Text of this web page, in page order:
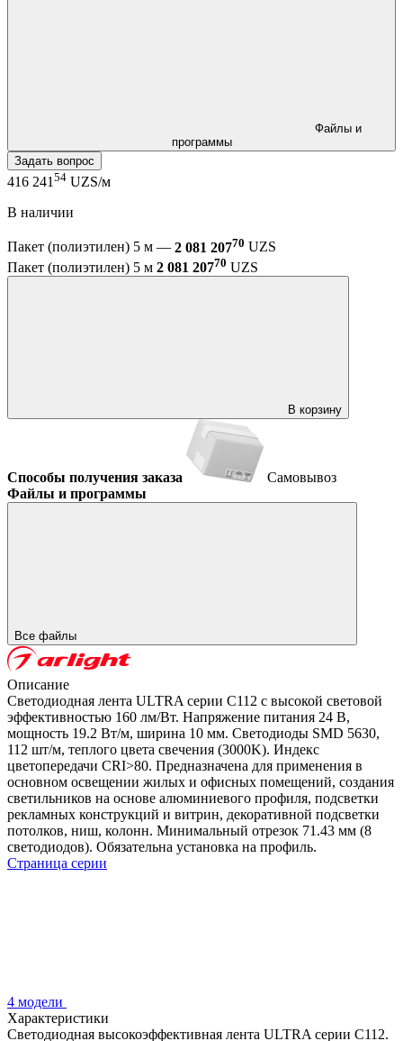
программы
Задать вопрос
416 241 54 UZS/м
В наличии
Пакет (полиэтилен) 5 м — 2 081 20770 UZS
Пакет (полиэтилен) 5 м 2 081 20770 UZS
В корзину
Способы получения заказа
Самовывоз
Файлы и программы
Все файлы
Описание
Светодиодная лента ULTRA серии C112 с высокой световой
эффективностью 160 лм/Вт. Напряжение питания 24 В,
мощность 19.2 Вт/м, ширина 10 мм. Светодиоды SMD 5630,
112 шт/м, теплого цвета свечения (3000K). Индекс
цветопередачи CRI>80. Предназначена для применения в
основном освещении жилых и офисных помещений, создания
светильников на основе алюминиевого профиля, подсветки
рекламных конструкций и витрин, декоративной подсветки
потолков, ниш, колонн. Минимальный отрезок 71.43 мм (8
светодиодов). Обязательна установка на профиль.
Страница серии
4 модели
Характеристики
Светодиодная высокоэффективная лента ULTRA серии C112.